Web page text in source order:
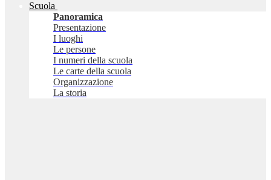
Scuola
Panoramica
Presentazione
I luoghi
Le persone
I numeri della scuola
Le carte della scuola
Organizzazione
La storia